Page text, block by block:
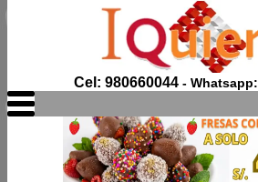
Cel: 980660044- Whatsapp: